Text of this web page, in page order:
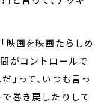
映画を映画たらしめ
がコントロールで
」って、いつも言っ
で巻き戻したりして